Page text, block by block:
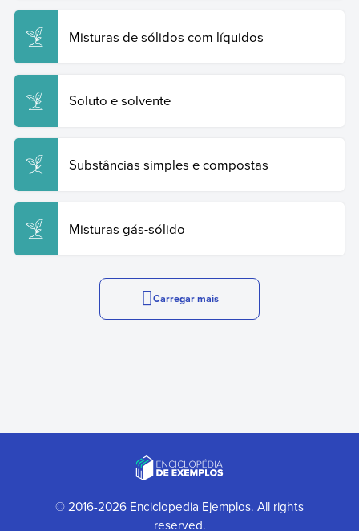
Misturas de sólidos com líquidos
Soluto e solvente
Substâncias simples e compostas
Misturas gás-sólido
Carregar mais
© 2016-2026 Enciclopedia Ejemplos. All rights
reserved.